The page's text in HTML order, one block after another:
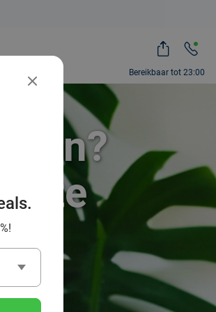
Bereikbaar tot 23:00